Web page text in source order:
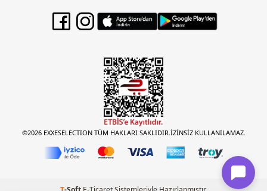
©2026 EXXESELECTION TÜM HAKLARI SAKLIDIR.İZİNSİZ KULLANILAMAZ.